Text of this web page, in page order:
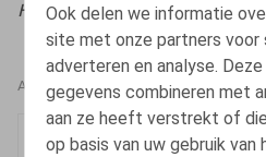
Ook delen we informatie
site met onze partners voor
adverteren en analyse.
gegevens combineren met
aan ze heeft verstrekt of
op basis van uw gebruik van
HR.square (online), 22/05/2026
AUTEURS